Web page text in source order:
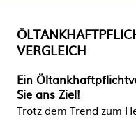
VERGLEICH
Ein
Sie ans Ziel!
Trotz dem Trend zum